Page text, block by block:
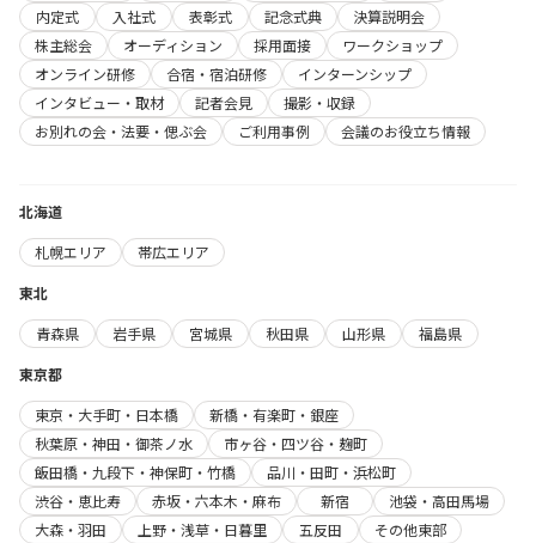
内定式
入社式 表彰式 記念式典
決算説明会
株主総会
オーディション 採用面接
ワークショップ
オンライン研修
合宿・宿泊研修
インターンシップ
インタビュー・取材
記者会見
撮影・収録
お別れの会・法要・偲ぶ会
ご利用事例 会議のお役立ち情報
北海道
札幌エリア
帯広エリア
東北
青森県
岩手県 宮城県 秋田県 山形県
福島県
東京都
東京・大手町・日本橋
新橋・有楽町・銀座
秋葉原・神田・御茶ノ水
市ヶ谷・四ツ谷・麹町
飯田橋・九段下・神保町・竹橋
品川・田町・浜松町
渋谷・恵比寿
赤坂・六本木・麻布 新宿
池袋・高田馬場
大森・羽田
上野・浅草・日暮里 五反田
その他東部